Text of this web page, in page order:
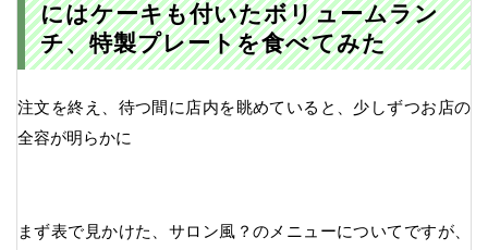
にはケーキも付いたボリュームラン
チ、特製プレートを食べてみた
注文を終え、待つ間に店内を眺めていると、少しずつお店の
全容が明らかに
まず表で見かけた、サロン風？のメニューについてですが、